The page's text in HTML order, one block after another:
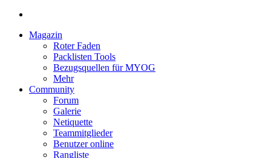
Magazin
Roter Faden
Packlisten Tools
Bezugsquellen für MYOG
Mehr
Community
Forum
Galerie
Netiquette
Teammitglieder
Benutzer online
Rangliste